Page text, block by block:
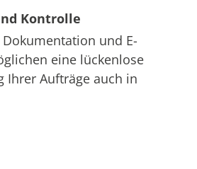
Kontrolle
und E-
eine lückenlose
Ihrer Aufträge auch in